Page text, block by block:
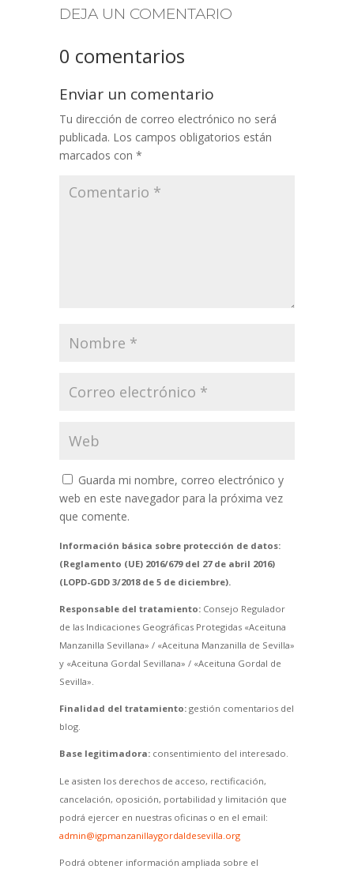
DEJA UN COMENTARIO
0 comentarios
Enviar un comentario
Tu dirección de correo electrónico no será
publicada. Los campos obligatorios están
marcados con *
Guarda mi nombre, correo electrónico y
web en este navegador para la próxima vez
que comente.
Información básica sobre protección de datos:
(Reglamento (UE) 2016/679 del 27 de abril 2016)
(LOPD-GDD 3/2018 de 5 de diciembre).
Responsable del tratamiento:Consejo Regulador
de las Indicaciones Geográficas Protegidas «Aceituna
Manzanilla Sevillana» / «Aceituna Manzanilla de Sevilla»
y «Aceituna Gordal Sevillana» / «Aceituna Gordal de
Sevilla».
Finalidad del tratamiento:gestión comentarios del
blog.
Base legitimadora:consentimiento del interesado.
Le asisten los derechos de acceso, rectificación,
cancelación, oposición, portabilidad y limitación que
podrá ejercer en nuestras oficinas o en el email:
admin@igpmanzanillaygordaldesevilla.org
Podrá obtener información ampliada sobre el